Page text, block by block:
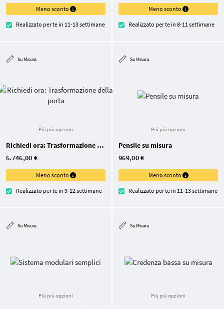
Meno sconto
Realizzato per te in 11-13 settimane
Meno sconto
Realizzato per te in 8-11 settimane
Su Misura
Più più opzioni
Richiedi ora: Trasformazione della porta
6.746,00 €
Meno sconto
Realizzato per te in 9-12 settimane
Su Misura
Più più opzioni
Pensile su misura
969,00 €
Meno sconto
Realizzato per te in 11-13 settimane
Su Misura
Più più opzioni
Su Misura
Più più opzioni